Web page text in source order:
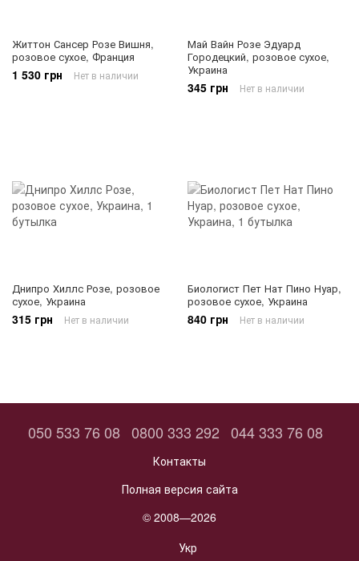
Життон Сансер Розе Вишня,
розовое сухое, Франция
1 530 грн Нет в наличии
Май Вайн Розе Эдуард
Городецкий, розовое сухое,
Украина
345 грн Нет в наличии
Днипро Хиллс Розе, розовое
сухое, Украина
315 грн Нет в наличии
Биологист Пет Нат Пино Нуар,
розовое сухое, Украина
840 грн Нет в наличии
050 533 76 08 0800 333 292 044 333 76 08
Контакты
Полная версия сайта
© 2008—2026
Укр